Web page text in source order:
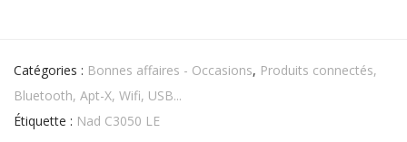
Catégories : Bonnes affaires - Occasions, Produits connectés,
Bluetooth, Apt-X, Wifi, USB...
Étiquette : Nad C3050 LE